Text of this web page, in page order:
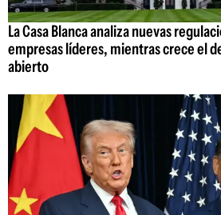
La Casa Blanca analiza nuevas
empresas líderes, mientras crece el
abierto